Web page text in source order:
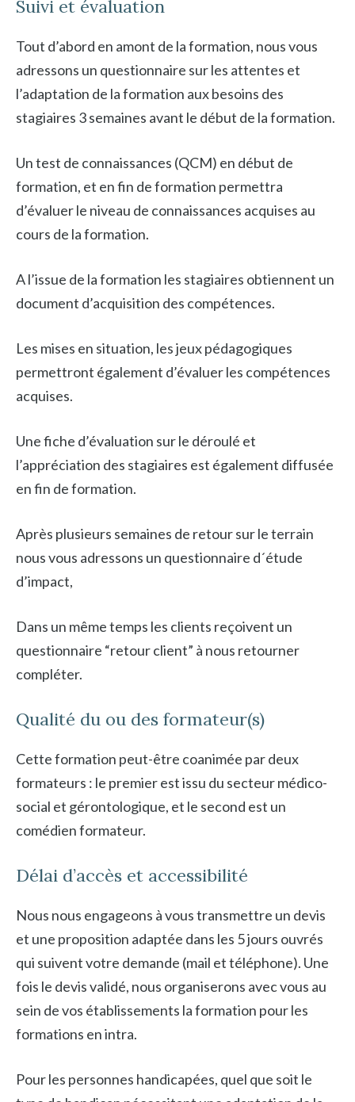
Suivi et évaluation
Tout d’abord en amont de la formation, nous vous
adressons un questionnaire sur les attentes et
l’adaptation de la formation aux besoins des
stagiaires 3 semaines avant le début de la formation.
Un test de connaissances (QCM) en début de
formation, et en fin de formation permettra
d’évaluer le niveau de connaissances acquises au
cours de la formation.
A l’issue de la formation les stagiaires obtiennent un
document d’acquisition des compétences.
Les mises en situation, les jeux pédagogiques
permettront également d’évaluer les compétences
acquises.
Une fiche d’évaluation sur le déroulé et
l’appréciation des stagiaires est également diffusée
en fin de formation.
Après plusieurs semaines de retour sur le terrain
nous vous adressons un questionnaire d´étude
d’impact,
Dans un même temps les clients reçoivent un
questionnaire “retour client” à nous retourner
compléter.
Qualité du ou des formateur(s)
Cette formation peut-être coanimée par deux
formateurs : le premier est issu du secteur médico-
social et gérontologique, et le second est un
comédien formateur.
Délai d’accès et accessibilité
Nous nous engageons à vous transmettre un devis
et une proposition adaptée dans les 5 jours ouvrés
qui suivent votre demande (mail et téléphone). Une
fois le devis validé, nous organiserons avec vous au
sein de vos établissements la formation pour les
formations en intra.
Pour les personnes handicapées, quel que soit le